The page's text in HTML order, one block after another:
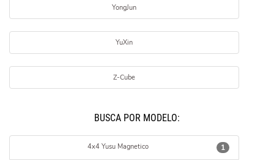
YongJun
YuXin
Z-Cube
BUSCÁ POR MODELO:
1
4x4 Yusu Magnetico